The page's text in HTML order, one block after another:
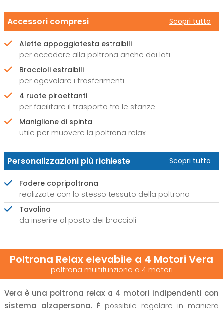
Accessori compresi Scopri tutto
Alette appoggiatesta estraibili
per accedere alla poltrona anche dai lati
Braccioli estraibili
per agevolare i trasferimenti
4 ruote piroettanti
per facilitare il trasporto tra le stanze
Maniglione di spinta
utile per muovere la poltrona relax
Personalizzazioni più richieste Scopri tutto
Fodere copripoltrona
realizzate con lo stesso tessuto della poltrona
Tavolino
da inserire al posto dei braccioli
Poltrona Relax elevabile a 4 Motori Vera
poltrona multifunzione a 4 motori
Vera è una poltrona relax a 4 motori indipendenti con
sistema alzapersona.È possibile regolare in maniera